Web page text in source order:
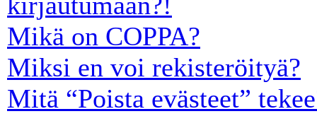
Mikä on COPPA?
Miksi en voi rekisteröityä?
Mitä “Poista evästeet”